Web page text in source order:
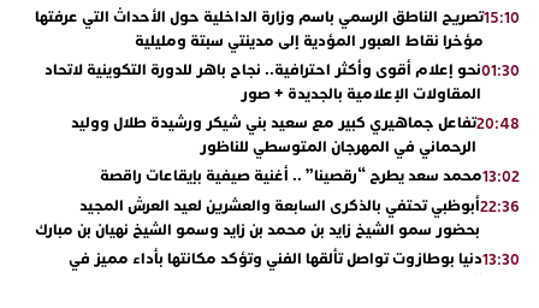
15:10تصريح الناطق الرسمي باسم وزارة الداخلية حول الأحداث التي عرفتها
مؤخرا نقاط العبور المؤدية إلى مدينتي سبتة ومليلية
01:30نحو إعلام أقوى وأكثر احترافية.. نجاح باهر للدورة التكوينية لاتحاد
المقاولات الإعلامية بالجديدة + صور
20:48تفاعل جماهيري كبير مع سعيد بني شيكر ورشيدة طلال ووليد
الرحماني في المهرجان المتوسطي للناظور
13:02محمد سعد يطرح “رقصينا” .. أغنية صيفية بإيقاعات راقصة
22:36أبوظبي تحتفي بالذكرى السابعة والعشرين لعيد العرش المجيد
بحضور سمو الشيخ زايد بن محمد بن زايد وسمو الشيخ نهيان بن مبارك
13:30دنيا بوطازوت تواصل تألقها الفني وتؤكد مكانتها بأداء مميز في